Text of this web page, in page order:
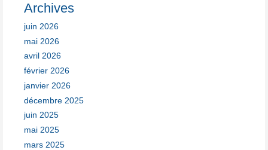
Archives
juin 2026
mai 2026
avril 2026
février 2026
janvier 2026
décembre 2025
juin 2025
mai 2025
mars 2025